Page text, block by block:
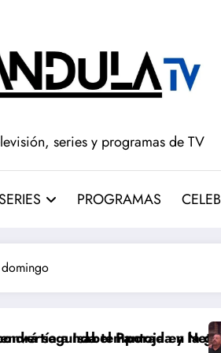
series y programas de TV
SERIES PROGRAMAS
en la gran antagonista
y Netflix cambia el futuro de
Pepón y Edu caen